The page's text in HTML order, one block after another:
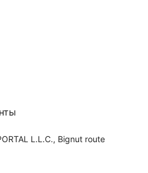
L.L.C., Bignut route